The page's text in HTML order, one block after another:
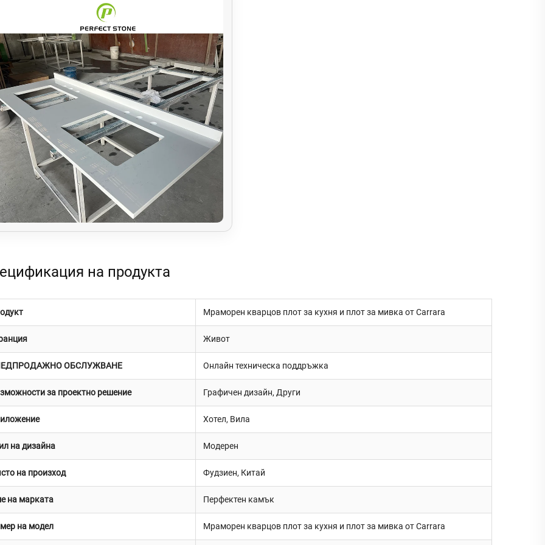
на продукта
Мраморен кварцов плот за кухня и плот за мивка от Carrara
Живот
ОБСЛУЖВАНЕ Онлайн техническа поддръжка
за проектно решение Графичен дизайн, Други
Хотел, Вилa
на дизайна Модерен
на произход Фудзиен, Китай
на марката Перфектен камък
на модел Мраморен кварцов плот за кухня и плот за мивка от Carrara